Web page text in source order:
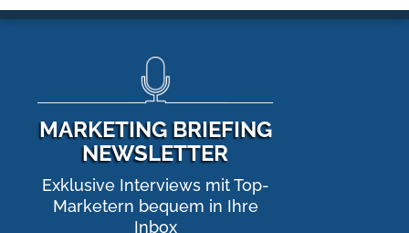
MARKETING BRIEFING
NEWSLETTER
Exklusive Interviews mit Top-
Marketern bequem in Ihre
Inbox